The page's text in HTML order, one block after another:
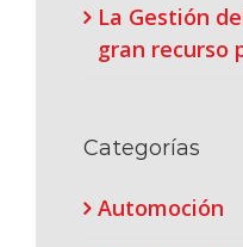
La Gestión
gran recurso
Categorías
Automoción